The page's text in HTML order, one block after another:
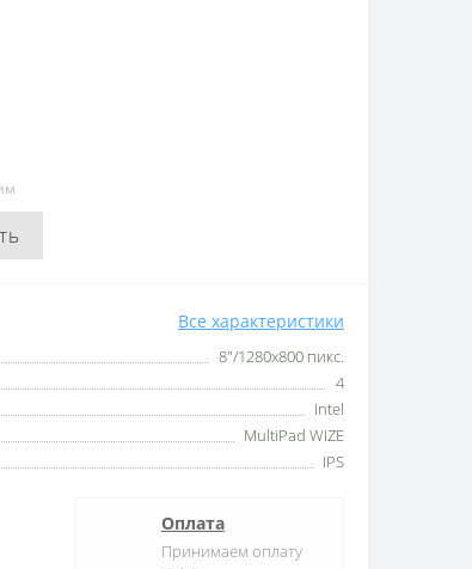
Все характеристики
8"/1280x800 пикс.
4
Intel
MultiPad WIZE
IPS
Оплата
Принимаем оплату